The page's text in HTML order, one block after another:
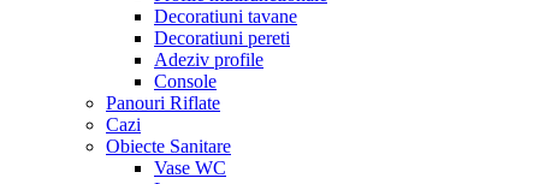
Decoratiuni tavane
Decoratiuni pereti
Adeziv profile
Console
Panouri Riflate
Cazi
Obiecte Sanitare
Vase WC